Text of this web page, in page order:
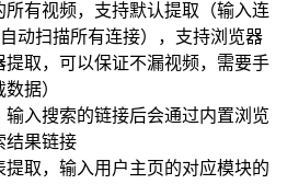
有视频，支持默认提取（输入连
动扫描所有连接），支持浏览器
提取，可以保证不漏视频，需要手
据）
入搜索的链接后会通过内置浏览
结果链接
提取，输入用户主页的对应模块的